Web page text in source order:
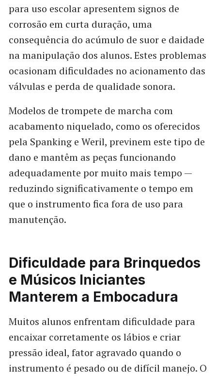
para uso escolar apresentem signos de
corrosão em curta duração, uma
consequência do acúmulo de suor e daidade
na manipulação dos alunos. Estes problemas
ocasionam dificuldades no acionamento das
válvulas e perda de qualidade sonora.
Modelos de trompete de marcha com
acabamento niquelado, como os oferecidos
pela Spanking e Weril, previnem este tipo de
dano e mantêm as peças funcionando
adequadamente por muito mais tempo —
reduzindo significativamente o tempo em
que o instrumento fica fora de uso para
manutenção.
Dificuldade para Brinquedos
e Músicos Iniciantes
Manterem a Embocadura
Muitos alunos enfrentam dificuldade para
encaixar corretamente os lábios e criar
pressão ideal, fator agravado quando o
instrumento é pesado ou de difícil manejo. O